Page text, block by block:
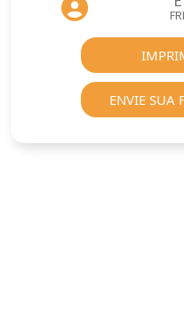
ENVIE SUA